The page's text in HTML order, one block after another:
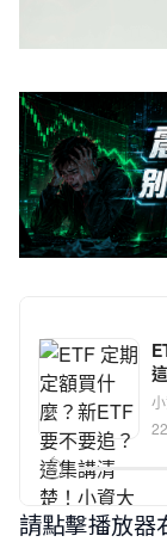
請點擊播放